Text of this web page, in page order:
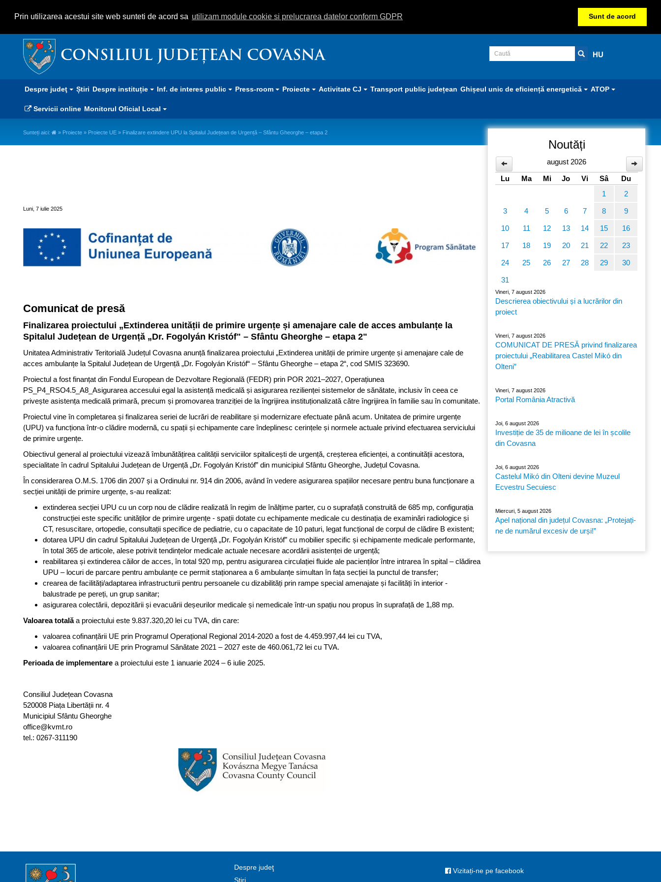
Prin utilizarea acestui site web sunteti de acord sa utilizam module cookie si prelucrarea datelor conform GDPR Sunt de acord
CONSILIUL JUDEȚEAN COVASNA HU
Despre judeţ Știri Despre instituție Inf. de interes public Press-room Proiecte Activitate CJ Transport public județean Ghișeul unic de eficiență energetică ATOP
Servicii online Monitorul Oficial Local
Sunteți aici: » Proiecte » Proiecte UE » Finalizare extindere UPU la Spitalul Județean de Urgență – Sfântu Gheorghe – etapa 2
Luni, 7 iulie 2025
Comunicat de presă
Finalizarea proiectului „Extinderea unității de primire urgențe și amenajare cale de acces ambulanțe la
Spitalul Județean de Urgență „Dr. Fogolyán Kristóf" – Sfântu Gheorghe – etapa 2"
Unitatea Administrativ Teritorială Județul Covasna anunță finalizarea proiectului „Extinderea unității de primire urgențe și amenajare cale de
acces ambulanțe la Spitalul Județean de Urgență „Dr. Fogolyán Kristóf“ – Sfântu Gheorghe – etapa 2“, cod SMIS 323690.
Proiectul a fost finanțat din Fondul European de Dezvoltare Regională (FEDR) prin POR 2021–2027, Operațiunea
PS_P4_RSO4.5_A8_Asigurarea accesului egal la asistență medicală și asigurarea rezilienței sistemelor de sănătate, inclusiv în ceea ce
privește asistența medicală primară, precum și promovarea tranziției de la îngrijirea instituționalizată către îngrijirea în familie sau în comunitate.
Proiectul vine în completarea și finalizarea seriei de lucrări de reabilitare și modernizare efectuate până acum. Unitatea de primire urgențe
(UPU) va funcționa într-o clădire modernă, cu spații și echipamente care îndeplinesc cerințele și normele actuale privind efectuarea serviciului
de primire urgențe.
Obiectivul general al proiectului vizează îmbunătățirea calității serviciilor spitalicești de urgență, creșterea eficienței, a continuității acestora,
specialitate în cadrul Spitalului Județean de Urgență „Dr. Fogolyán Kristóf” din municipiul Sfântu Gheorghe, Județul Covasna.
În considerarea O.M.S. 1706 din 2007 și a Ordinului nr. 914 din 2006, având în vedere asigurarea spațiilor necesare pentru buna funcționare a
secției unității de primire urgențe, s-au realizat:
extinderea secției UPU cu un corp nou de clădire realizată în regim de înălțime parter, cu o suprafață construită de 685 mp, configurația
construcției este specific unităților de primire urgențe - spații dotate cu echipamente medicale cu destinația de examinări radiologice și
CT, resuscitare, ortopedie, consultații specifice de pediatrie, cu o capacitate de 10 paturi, legat funcțional de corpul de clădire B existent;
dotarea UPU din cadrul Spitalului Județean de Urgență „Dr. Fogolyán Kristóf” cu mobilier specific și echipamente medicale performante,
în total 365 de articole, alese potrivit tendințelor medicale actuale necesare acordării asistenței de urgență;
reabilitarea și extinderea căilor de acces, în total 920 mp, pentru asigurarea circulației fluide ale pacienților între intrarea în spital – clădirea
UPU – locuri de parcare pentru ambulanțe ce permit staționarea a 6 ambulanțe simultan în fața secției la punctul de transfer;
crearea de facilități/adaptarea infrastructurii pentru persoanele cu dizabilități prin rampe special amenajate și facilități în interior -
balustrade pe pereți, un grup sanitar;
asigurarea colectării, depozitării și evacuării deșeurilor medicale și nemedicale într-un spațiu nou propus în suprafață de 1,88 mp.
Valoarea totalăa proiectului este 9.837.320,20 lei cu TVA, din care:
valoarea cofinanțării UE prin Programul Operațional Regional 2014-2020 a fost de 4.459.997,44 lei cu TVA,
valoarea cofinanțării UE prin Programul Sănătate 2021 – 2027 este de 460.061,72 lei cu TVA.
Perioada de implementare a proiectului este 1 ianuarie 2024 – 6 iulie 2025.
Consiliul Județean Covasna
520008 Piața Libertății nr. 4
Municipiul Sfântu Gheorghe
office@kvmt.ro
tel.: 0267-311190
Noutăți
august 2026
Lu
Ma Mi Jo Vi Sâ
Du
1
2
3 4 5 6 7 8 9
10 11 12 13 14 15 16
17 18 19 20 21 22 23
24 25 26 27 28 29 30
31
Vineri, 7 august 2026
Descrierea obiectivului și a lucrărilor din
proiect
Vineri, 7 august 2026
COMUNICAT DE PRESĂ privind finalizarea
proiectului „Reabilitarea Castel Mikó din
Olteni”
Vineri, 7 august 2026
Portal România Atractivă
Joi, 6 august 2026
Investiție de 35 de milioane de lei în școlile
din Covasna
Joi, 6 august 2026
Castelul Mikó din Olteni devine Muzeul
Ecvestru Secuiesc
Miercuri, 5 august 2026
Apel național din județul Covasna: „Protejați-
ne de numărul excesiv de urși!”
Despre judeţ
Știri
Vizitați-ne pe facebook